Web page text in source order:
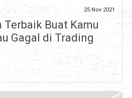
25 Nov 2021
Buat Kamu
Gagal di Trading